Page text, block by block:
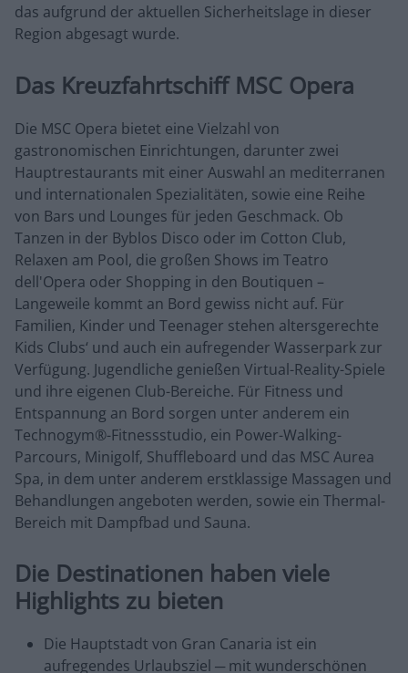
das aufgrund der aktuellen Sicherheitslage in dieser
Region abgesagt wurde.
Das Kreuzfahrtschiff MSC Opera
Die MSC Opera bietet eine Vielzahl von
gastronomischen Einrichtungen, darunter zwei
Hauptrestaurants mit einer Auswahl an mediterranen
und internationalen Spezialitäten, sowie eine Reihe
von Bars und Lounges für jeden Geschmack. Ob
Tanzen in der Byblos Disco oder im Cotton Club,
Relaxen am Pool, die großen Shows im Teatro
dell'Opera oder Shopping in den Boutiquen –
Langeweile kommt an Bord gewiss nicht auf. Für
Familien, Kinder und Teenager stehen altersgerechte
Kids Clubs‘ und auch ein aufregender Wasserpark zur
Verfügung. Jugendliche genießen Virtual-Reality-Spiele
und ihre eigenen Club-Bereiche. Für Fitness und
Entspannung an Bord sorgen unter anderem ein
Technogym®-Fitnessstudio, ein Power-Walking-
Parcours, Minigolf, Shuffleboard und das MSC Aurea
Spa, in dem unter anderem erstklassige Massagen und
Behandlungen angeboten werden, sowie ein Thermal-
Bereich mit Dampfbad und Sauna.
Die Destinationen haben viele
Highlights zu bieten
Die Hauptstadt von Gran Canaria ist ein
aufregendes Urlaubsziel ─ mit wunderschönen